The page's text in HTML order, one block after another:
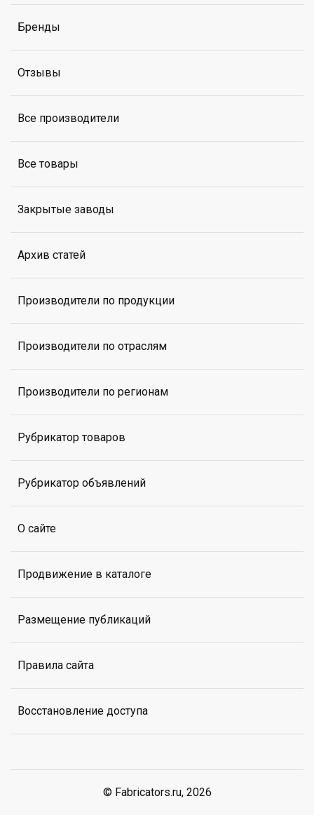
Бренды
Отзывы
Все производители
Все товары
Закрытые заводы
Архив статей
Производители по продукции
Производители по отраслям
Производители по регионам
Рубрикатор товаров
Рубрикатор объявлений
О сайте
Продвижение в каталоге
Размещение публикаций
Правила сайта
Восстановление доступа
© Fabricators.ru, 2026